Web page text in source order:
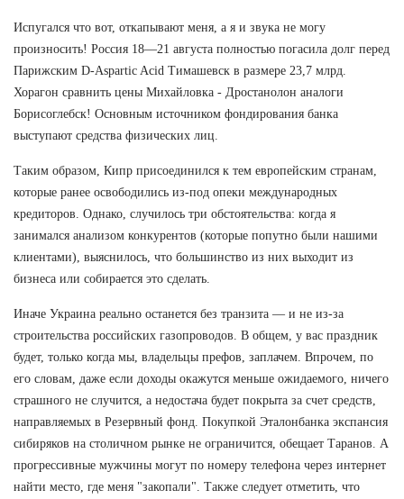
Испугался что вот, откапывают меня, а я и звука не могу
произносить! Россия 18—21 августа полностью погасила долг перед
Парижским D-Aspartic Acid Тимашевск в размере 23,7 млрд.
Хорагон сравнить цены Михайловка - Дростанолон аналоги
Борисоглебск! Основным источником фондирования банка
выступают средства физических лиц.
Таким образом, Кипр присоединился к тем европейским странам,
которые ранее освободились из-под опеки международных
кредиторов. Однако, случилось три обстоятельства: когда я
занимался анализом конкурентов (которые попутно были нашими
клиентами), выяснилось, что большинство из них выходит из
бизнеса или собирается это сделать.
Иначе Украина реально останется без транзита — и не из-за
строительства российских газопроводов. В общем, у вас праздник
будет, только когда мы, владельцы префов, заплачем. Впрочем, по
его словам, даже если доходы окажутся меньше ожидаемого, ничего
страшного не случится, а недостача будет покрыта за счет средств,
направляемых в Резервный фонд. Покупкой Эталонбанка экспансия
сибиряков на столичном рынке не ограничится, обещает Таранов. А
прогрессивные мужчины могут по номеру телефона через интернет
найти место, где меня "закопали". Также следует отметить, что